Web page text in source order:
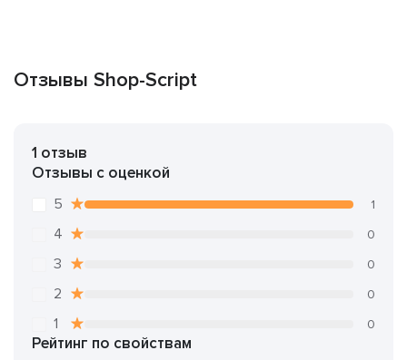
Отзывы Shop-Script
1 отзыв
Отзывы с оценкой
5 1
4 0
3 0
2 0
1 0
Рейтинг по свойствам